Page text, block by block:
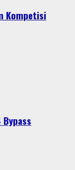
Kompetisi
Bypass